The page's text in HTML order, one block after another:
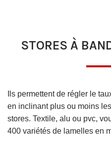
STORES À
Ils permettent de régler le
en inclinant plus ou moins
stores. Textile, alu ou pvc,
400 variétés de lamelles en